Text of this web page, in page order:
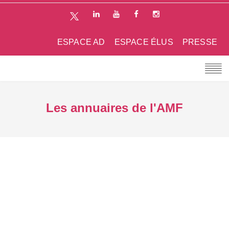
PRESSE
ESPACE ÉLUS
ESPACE AD
Les annuaires de l'AMF